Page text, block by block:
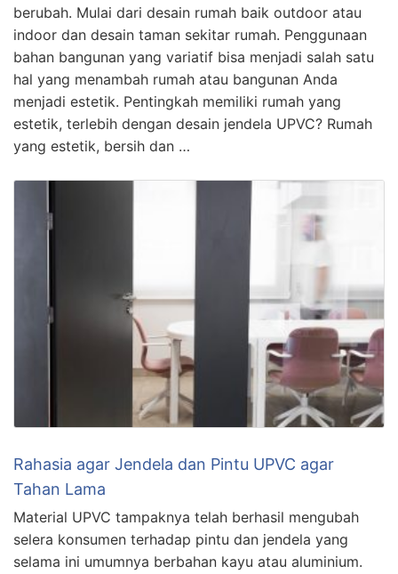
berubah. Mulai dari desain rumah baik outdoor atau
indoor dan desain taman sekitar rumah. Penggunaan
bahan bangunan yang variatif bisa menjadi salah satu
hal yang menambah rumah atau bangunan Anda
menjadi estetik. Pentingkah memiliki rumah yang
estetik, terlebih dengan desain jendela UPVC? Rumah
yang estetik, bersih dan …
Rahasia agar Jendela dan Pintu UPVC agar
Tahan Lama
Material UPVC tampaknya telah berhasil mengubah
selera konsumen terhadap pintu dan jendela yang
selama ini umumnya berbahan kayu atau aluminium.